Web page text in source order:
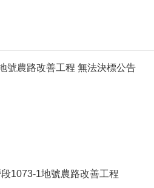
號農路改善工程 無法決標公告
1073-1地號農路改善工程